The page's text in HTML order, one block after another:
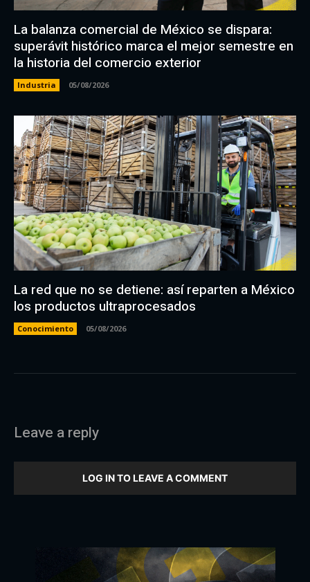
La balanza comercial de México se dispara:
superávit histórico marca el mejor semestre en
la historia del comercio exterior
Industria 05/08/2026
La red que no se detiene: así reparten a México
los productos ultraprocesados
Conocimiento 05/08/2026
Leave a reply
LOG IN TO LEAVE A COMMENT